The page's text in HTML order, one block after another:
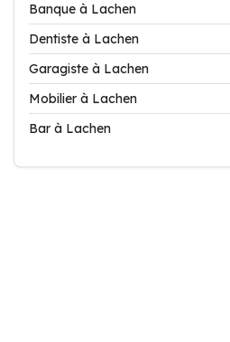
Banque à Lachen
Dentiste à Lachen
Garagiste à Lachen
Mobilier à Lachen
Bar à Lachen